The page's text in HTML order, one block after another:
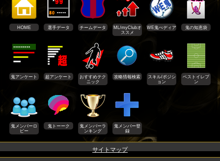
HOME 選手データ チームデータ
ML/myClubオ
ススメ
WE鬼ぺディア 鬼の知恵袋
鬼アンケート 超アンケート
おすすめテク
ニック
攻略情報検索
スキル/ポジシ
ョン
ベストイレブ
ン
鬼メンバーロ
ビー
鬼トーーク
鬼メンバーラ
ンキング
鬼メンバー登
録
サイトマップ